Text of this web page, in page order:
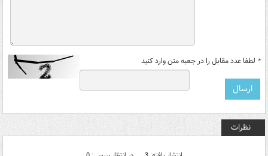
* لطفا عدد مقابل را در جعبه متن وارد کنید
نظرات